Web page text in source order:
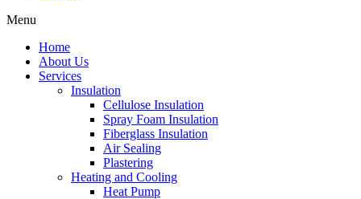
Menu
Home
About Us
Services
Insulation
Cellulose Insulation
Spray Foam Insulation
Fiberglass Insulation
Air Sealing
Plastering
Heating and Cooling
Heat Pump